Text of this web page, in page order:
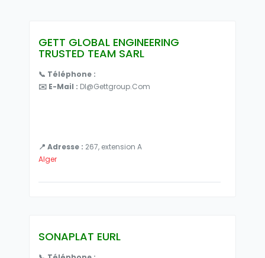
GETT GLOBAL ENGINEERING
TRUSTED TEAM SARL
📞 Téléphone :
✉️ E-Mail : Dl@gettgroup.com
📍 Adresse : 267, extension A
Alger
SONAPLAT EURL